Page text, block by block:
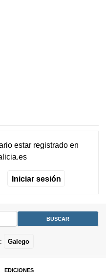
estar registradoen
Iniciar sesión
Galego
EDICIONES